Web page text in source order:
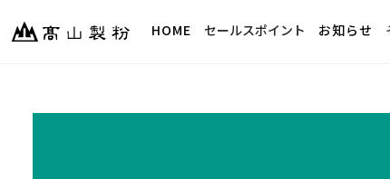
HOME セールスポイント お知らせ